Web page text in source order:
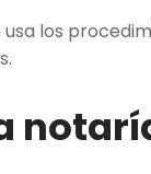
los